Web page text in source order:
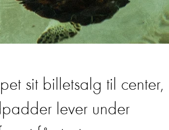
sit billetsalg til center,
lever under